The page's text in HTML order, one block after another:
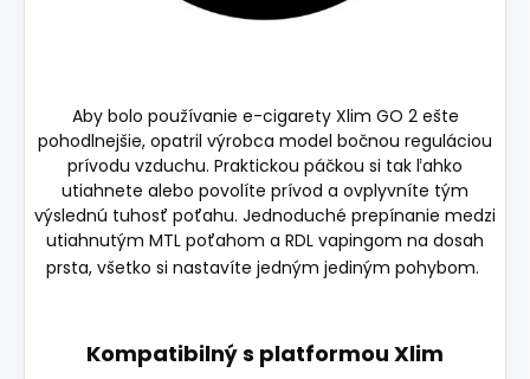
Aby bolo používanie e-cigarety Xlim GO 2 ešte
pohodlnejšie, opatril výrobca model bočnou reguláciou
prívodu vzduchu. Praktickou páčkou si tak ľahko
utiahnete alebo povolíte prívod a ovplyvníte tým
výslednú tuhosť poťahu. Jednoduché prepínanie medzi
utiahnutým MTL poťahom a RDL vapingom na dosah
prsta, všetko si nastavíte jedným jediným pohybom.
Kompatibilný s platformou Xlim